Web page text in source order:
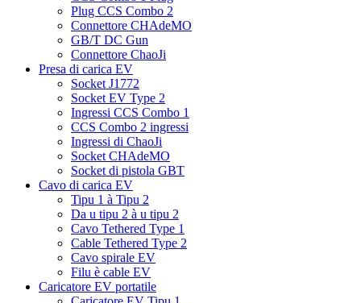
Plug CCS Combo 2
Connettore CHAdeMO
GB/T DC Gun
Connettore ChaoJi
Presa di carica EV
Socket J1772
Socket EV Type 2
Ingressi CCS Combo 1
CCS Combo 2 ingressi
Ingressi di ChaoJi
Socket CHAdeMO
Socket di pistola GBT
Cavo di carica EV
Tipu 1 à Tipu 2
Da u tipu 2 à u tipu 2
Cavo Tethered Type 1
Cable Tethered Type 2
Cavo spirale EV
Filu è cable EV
Caricatore EV portatile